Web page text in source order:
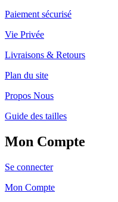
Paiement sécurisé
Vie Privée
Livraisons & Retours
Plan du site
Propos Nous
Guide des tailles
Mon Compte
Se connecter
Mon Compte